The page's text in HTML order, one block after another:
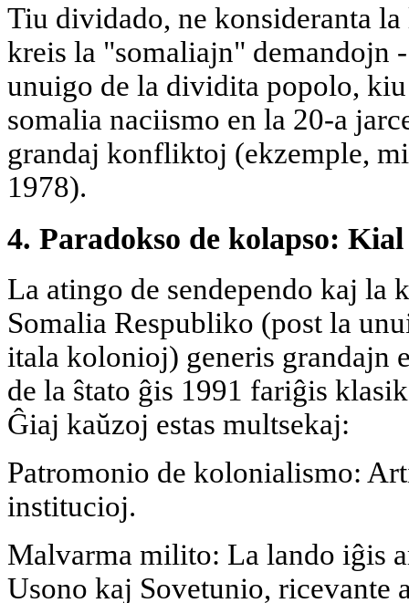
Tiu dividado, ne konsideranta
kreis la "somaliajn" demandojn
unuigo de la dividita popolo,
somalia naciismo en la 20-a
grandaj konfliktoj (ekzemple,
1978).
4. Paradokso de kolapso:
La atingo de sendependo kaj la
Somalia Respubliko (post la
itala kolonioj) generis grandajn
de la ŝtato ĝis 1991 fariĝis
Ĝiaj kaŭzoj estas multsekaj:
Patromonio de kolonialismo:
institucioj.
Malvarma milito: La lando iĝis
Usono kaj Sovetunio, ricevante